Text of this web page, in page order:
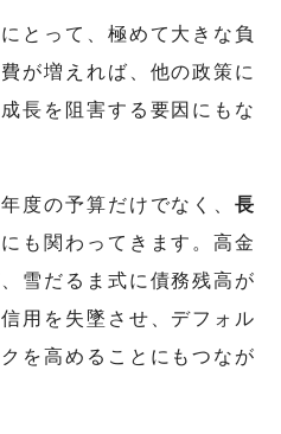
とって、極めて大きな負
が増えれば、他の政策に
長を阻害する要因にもな
度の予算だけでなく、長
にも関わってきます。高金
雪だるま式に債務残高が
用を失墜させ、デフォル
を高めることにもつなが